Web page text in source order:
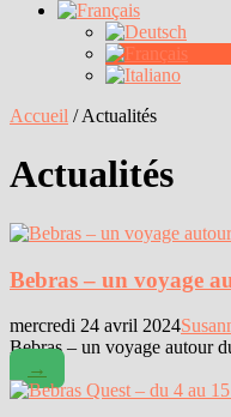
Accueil /Actualités
Actualités
Bebras – un voyage
mercredi 24 avril 2024
Bebras – un voyage autour
→